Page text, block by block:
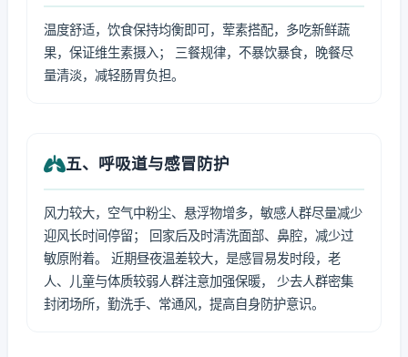
温度舒适，饮食保持均衡即可，荤素搭配，多吃新鲜蔬
果，保证维生素摄入； 三餐规律，不暴饮暴食，晚餐尽
量清淡，减轻肠胃负担。
五、呼吸道与感冒防护
风力较大，空气中粉尘、悬浮物增多，敏感人群尽量减少
迎风长时间停留； 回家后及时清洗面部、鼻腔，减少过
敏原附着。 近期昼夜温差较大，是感冒易发时段，老
人、儿童与体质较弱人群注意加强保暖， 少去人群密集
封闭场所，勤洗手、常通风，提高自身防护意识。